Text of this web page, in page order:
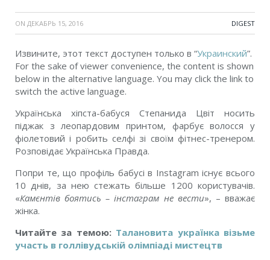
ON ДЕКАБРЬ 15, 2016 DIGEST
Извините, этот текст доступен только в “Украинский”.
For the sake of viewer convenience, the content is shown
below in the alternative language. You may click the link to
switch the active language.
Українська хіпста-бабуся Степанида Цвіт носить
піджак з леопардовим принтом, фарбує волосся у
фіолетовий і робить селфі зі своїм фітнес-тренером.
Розповідає Українська Правда.
Попри те, що профіль бабусі в Instagram існує всього
10 днів, за нею стежать більше 1200 користувачів.
«Камєнтів боятись – інстаграм не вести», – вважає
жінка.
Читайте за темою: Талановита українка візьме
участь в голлівудській олімпіаді мистецтв